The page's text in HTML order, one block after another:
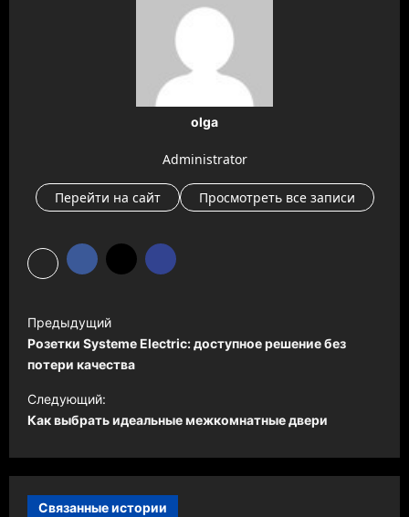
olga
Administrator
Перейти на сайт Просмотреть все записи
а
в
и
г
а
ц
Предыдущий
Розетки Systeme Electric: доступное решение без
потери качества
Следующий:
Как выбрать идеальные межкомнатные двери
Связанные истории